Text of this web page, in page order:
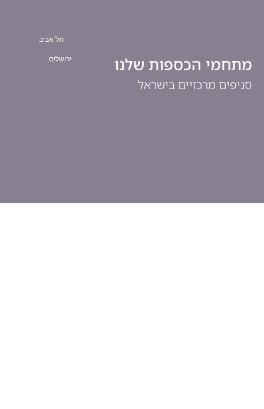
מתחמי הכספות שלנו
סניפים מרכזיים בישראל
תל אביב
ירושלים